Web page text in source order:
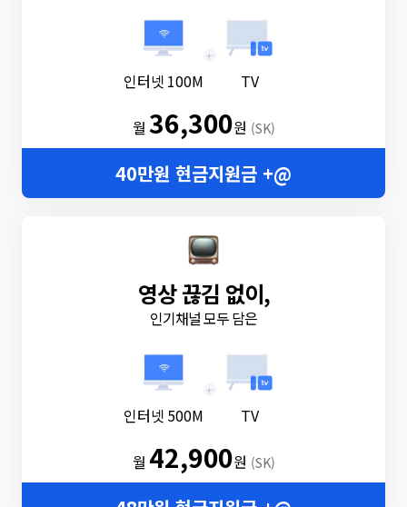
인터넷 100M
+
TV
월36,300원 (SK)
40만원 현금지원금 +@
영상 끊김 없이,
인기채널 모두 담은
인터넷 500M
+
TV
월 42,900원 (SK)